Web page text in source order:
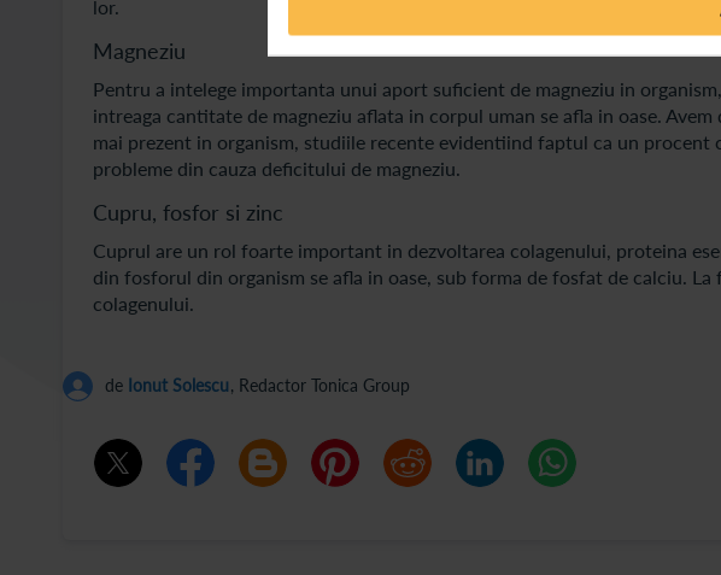
lor.
Magneziu
Pentru a intelege importanta unui aport suficient de magneziu in
intreaga cantitate de magneziu aflata in corpul uman se afla in oase.
mai prezent in organism, studiile recente evidentiind faptul ca un
probleme din cauza deficitului de magneziu.
Cupru, fosfor si zinc
Cuprul are un rol foarte important in dezvoltarea colagenului, proteina
din fosforul din organism se afla in oase, sub forma de fosfat de calciu.
colagenului.
de Ionut Solescu, Redactor Tonica Group